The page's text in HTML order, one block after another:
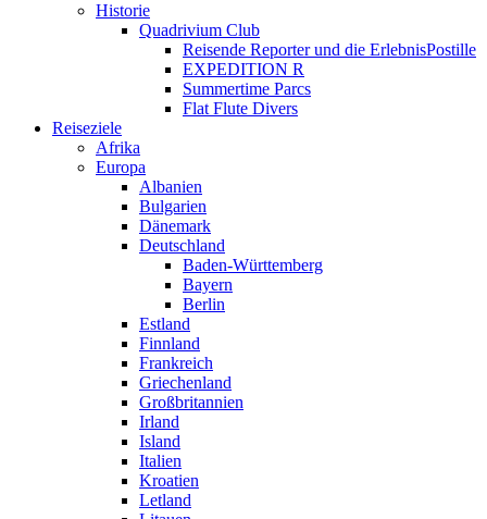
Historie
Quadrivium Club
Reisende Reporter und die ErlebnisPostille
EXPEDITION R
Summertime Parcs
Flat Flute Divers
Reiseziele
Afrika
Europa
Albanien
Bulgarien
Dänemark
Deutschland
Baden-Württemberg
Bayern
Berlin
Estland
Finnland
Frankreich
Griechenland
Großbritannien
Irland
Island
Italien
Kroatien
Letland